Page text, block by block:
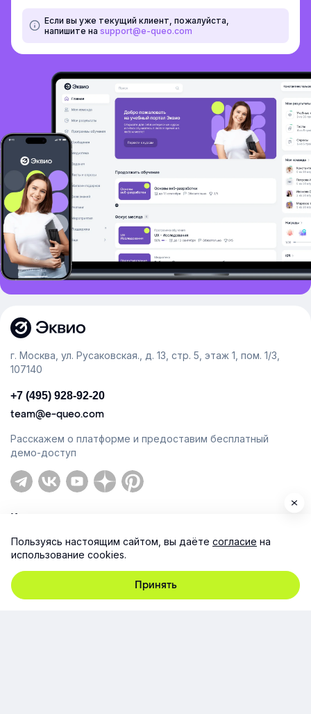
Если вы уже текущий клиент, пожалуйста,
напишите на support@e-queo.com
г. Москва, ул. Русаковская., д. 13, стр. 5, этаж 1, пом. 1/3,
107140
+7 (495) 928-92-20
team@e-queo.com
Расскажем о платформе и предоставим бесплатный
демо-доступ
Компания
Продукт
Ресурсы
Пользуясь настоящим сайтом, вы даёте согласие на
использование cookies.
Принять